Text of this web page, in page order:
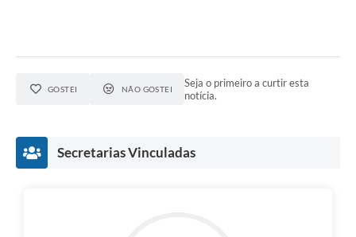
GOSTEI NÃO GOSTEI
Seja o primeiro a curtir esta
notícia.
Secretarias Vinculadas